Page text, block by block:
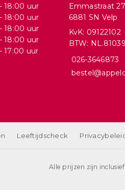
18:00 uur
18:00 uur
18:00 uur
18:00 uur
17:00 uur
Emmastraat
6881 SN Velp
KvK: 09122102
BTW:
026-3646873
Leeftijdscheck
Alle prijzen zijn